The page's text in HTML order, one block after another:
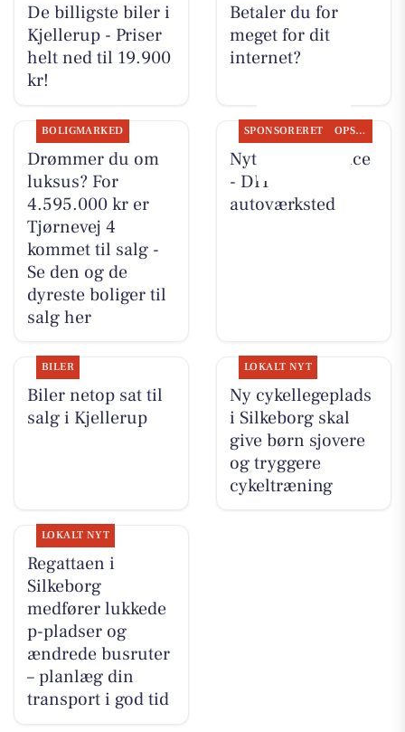
De billigste biler i
Kjellerup - Priser
helt ned til 19.900
kr!
Betaler du for
meget for dit
internet?
BOLIGMARKED
Drømmer du om
luksus? For
4.595.000 kr er
Tjørnevej 4
kommet til salg -
Se den og de
dyreste boliger til
salg her
SPONSORERET OPSLAGSTAVLEN
Nyt fra Rs-Service
- DIT
autoværksted
BILER
Biler netop sat til
salg i Kjellerup
LOKALT NYT
Ny cykellegeplads
i Silkeborg skal
give børn sjovere
og tryggere
cykeltræning
LOKALT NYT
Regattaen i
Silkeborg
medfører lukkede
p-pladser og
ændrede busruter
– planlæg din
transport i god tid